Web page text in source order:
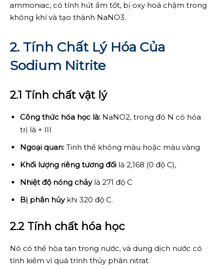
ammoniac, có tính hút ẩm tốt, bị oxy hoá chậm trong
không khí và tạo thành NaNO3.
2. Tính Chất Lý Hóa Của
Sodium Nitrite
2.1 Tính chất vật lý
Công thức hóa học là: NaNO2, trong đó N có hóa
trị là + III
Ngoại quan: Tinh thể không màu hoặc màu vàng
Khối lượng riêng tương đối là 2,168 (0 độ C),
Nhiệt độ nóng chảylà 271 độ C
Bị phân hủykhi 320 độ C.
2.2 Tính chất hóa học
Nó có thể hòa tan trong nước, và dung dịch nước có
tính kiềm vì quá trình thủy phân nitrat.